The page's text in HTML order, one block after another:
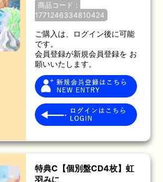
商品コード：
1771246334810424
ご購入は、ログイン後に可能
です。
会員登録が新規会員登録を お
願いいたします。
特典C【個別盤CD4枚】虹
羽みに